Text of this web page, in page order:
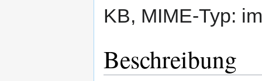
KB, MIME-Typ:
Beschreibung